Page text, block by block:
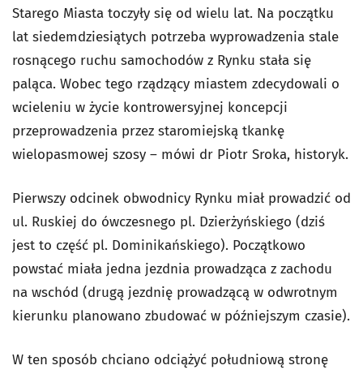
Starego Miasta toczyły się od wielu lat. Na początku
lat siedemdziesiątych potrzeba wyprowadzenia stale
rosnącego ruchu samochodów z Rynku stała się
paląca. Wobec tego rządzący miastem zdecydowali o
wcieleniu w życie kontrowersyjnej koncepcji
przeprowadzenia przez staromiejską tkankę
wielopasmowej szosy – mówi dr Piotr Sroka, historyk.
Pierwszy odcinek obwodnicy Rynku miał prowadzić od
ul. Ruskiej do ówczesnego pl. Dzierżyńskiego (dziś
jest to część pl. Dominikańskiego). Początkowo
powstać miała jedna jezdnia prowadząca z zachodu
na wschód (drugą jezdnię prowadzącą w odwrotnym
kierunku planowano zbudować w późniejszym czasie).
W ten sposób chciano odciążyć południową stronę